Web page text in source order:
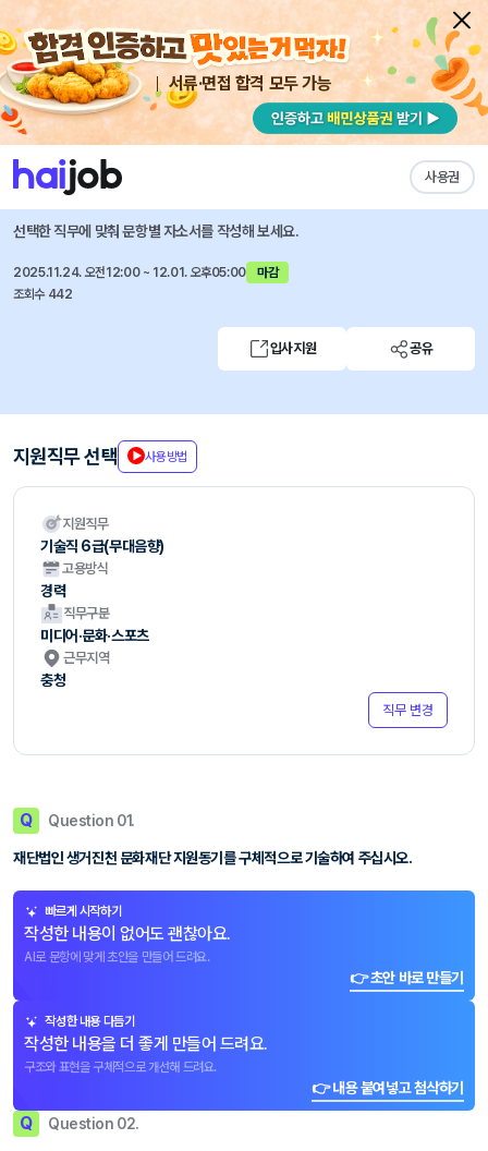
서류·면접 합격 모두 가능
사용권
채용공고 자소서 자유항목 자소서 내 작성목록
생거진천문화재단
2025년 제2차 직원 채용
선택한 직무에 맞춰 문항별 자소서를 작성해 보세요.
2025.11.24. 오전12:00 ~ 12.01. 오후05:00
마감
조회수 442
입사지원 공유
지원직무 선택 사용방법
지원직무
기술직 6급(무대음향)
고용방식
경력
직무구분
미디어·문화·스포츠
근무지역
충청
직무 변경
Q Question 01.
재단법인 생거진천 문화재단 지원동기를 구체적으로 기술하여 주십시오.
빠르게 시작하기
작성한 내용이 없어도 괜찮아요.
AI로 문항에 맞게 초안을 만들어 드려요.
👉 초안 바로 만들기
작성한 내용 다듬기
작성한 내용을 더 좋게 만들어 드려요.
구조와 표현을 구체적으로 개선해 드려요.
👉 내용 붙여넣고 첨삭하기
Q Question 02.